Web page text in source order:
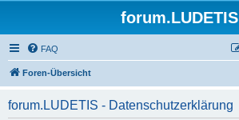
forum.LUDETIS
FAQ
Foren-Übersicht
forum.LUDETIS - Datenschutzerklärung